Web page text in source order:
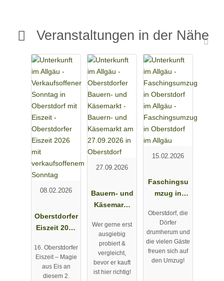
Veranstaltungen in der Nähe
08.02.2026
Oberstdorfer
Eiszeit 2026
verkaufsoffe
nem
Sonntag
16. Oberstdorfer
Eiszeit – Magie
aus Eis an
diesem 2.
27.09.2026
Bauern- und
Käsemarkt
27.09.2026
in
Oberstdorf
Wer gerne erst
ausgiebig
probiert &
vergleicht,
bevor er kauft
ist hier richtig!
15.02.2026
Faschingsu
mzug in
im Allgäu
Oberstdorf, die
Dörfer
drumherum und
die vielen Gäste
freuen sich auf
den Umzug!